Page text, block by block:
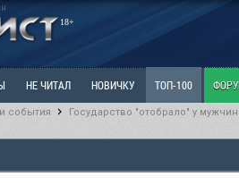
18+
НЕ ЧИТАЛ НОВИЧКУ ТОП-100
Ветка: Наболевшее. Выскажись!
события Государство "отобрало" у